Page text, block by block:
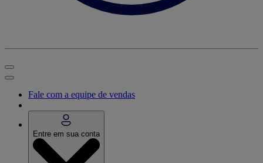
Fale com a equipe de vendas
Entre em sua conta